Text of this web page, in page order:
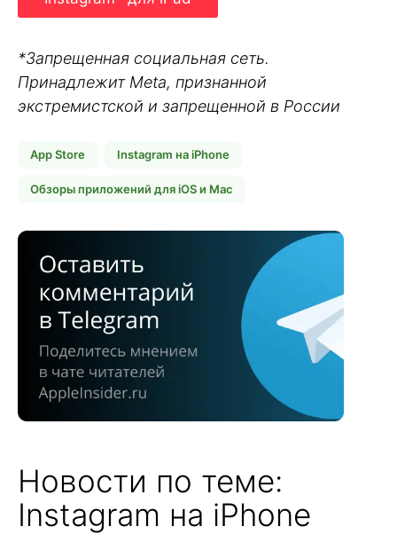
*Запрещенная социальная сеть.
Принадлежит Meta, признанной
экстремистской и запрещенной в России
App Store Instagram на iPhone
Обзоры приложений для iOS и Mac
Новости по теме:
Instagram на iPhone